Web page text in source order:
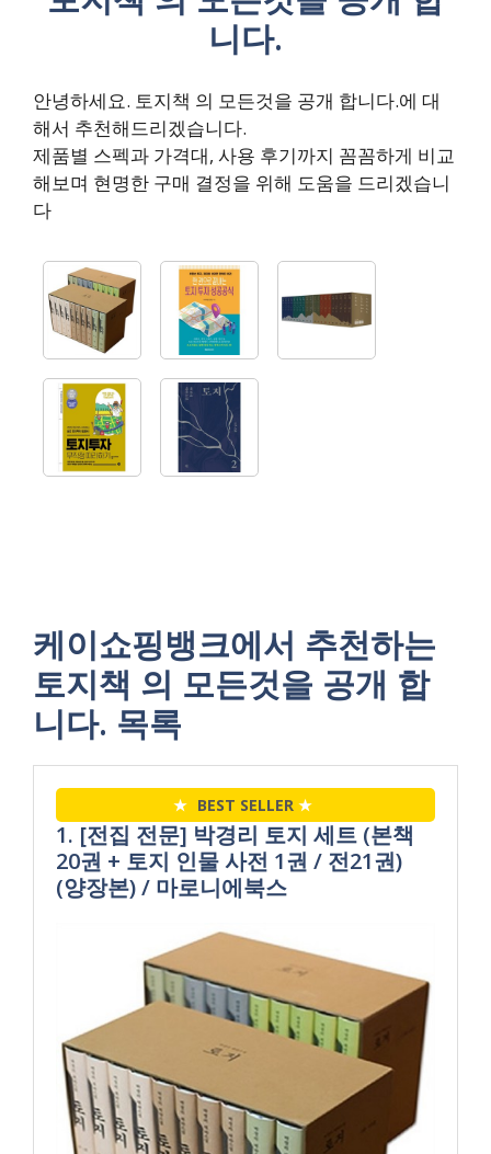
니다.
안녕하세요. 토지책 의 모든것을 공개 합니다.에 대
해서 추천해드리겠습니다.
제품별 스펙과 가격대, 사용 후기까지 꼼꼼하게 비교
해보며 현명한 구매 결정을 위해 도움을 드리겠습니
다
케이쇼핑뱅크에서 추천하는
토지책 의 모든것을 공개 합
니다. 목록
★ BEST SELLER ★
1. [전집 전문] 박경리 토지 세트 (본책
20권 + 토지 인물 사전 1권 / 전21권)
(양장본) / 마로니에북스